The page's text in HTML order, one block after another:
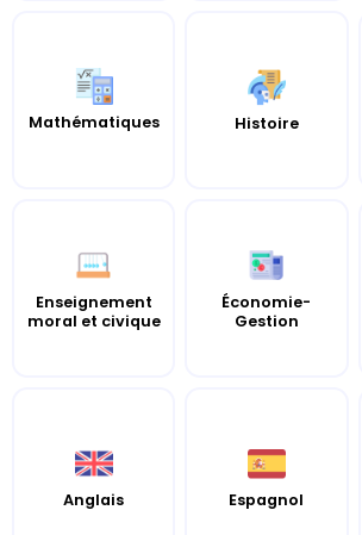
Mathématiques Histoire
Enseignement
moral et civique
Économie-
Gestion
Anglais Espagnol